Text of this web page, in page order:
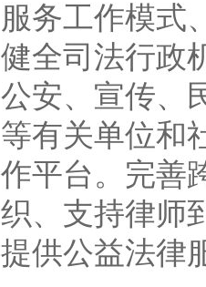
服务工作模式
健全司法行政
公安、宣传、
等有关单位和
作平台。完善
织、支持律师
提供公益法律